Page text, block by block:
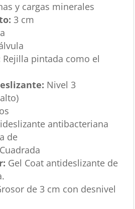
y cargas minerales
3 cm
Rejilla pintada como el
Nivel 3
antibacteriana
de
Cuadrada
Gel Coat antideslizante de
de 3 cm con desnivel